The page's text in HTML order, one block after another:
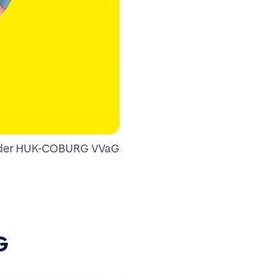
HUK-COBURG VVaG